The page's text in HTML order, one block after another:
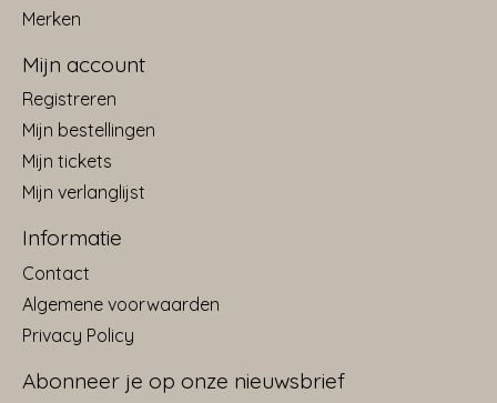
Merken
Mijn account
Registreren
Mijn bestellingen
Mijn tickets
Mijn verlanglijst
Informatie
Contact
Algemene voorwaarden
Privacy Policy
Abonneer je op onze nieuwsbrief